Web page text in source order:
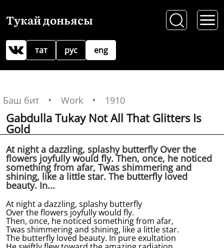
Тукай доньясы
рус
тат eng
Баш бит Work 1910
Gabdulla Tukay Not All That Glitters Is
Gold
At night a dazzling, splashy butterfly Over the
flowers joyfully would fly. Then, once, he noticed
something from afar, Twas shimmering and
shining, like a little star. The butterfly loved
beauty. In...
At night a dazzling, splashy butterfly
Over the flowers joyfully would fly.
Then, once, he noticed something from afar,
Twas shimmering and shining, like a little star.
The butterfly loved beauty. In pure exultation